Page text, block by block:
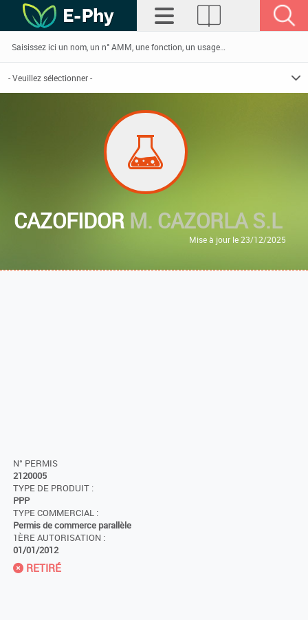
CAZOFIDOR M. CAZORLA S.L
Mise à jour le 23/12/2025
N° PERMIS
2120005
TYPE DE PRODUIT :
PPP
TYPE COMMERCIAL :
Permis de commerce parallèle
1ÈRE AUTORISATION :
01/01/2012
RETIRÉ